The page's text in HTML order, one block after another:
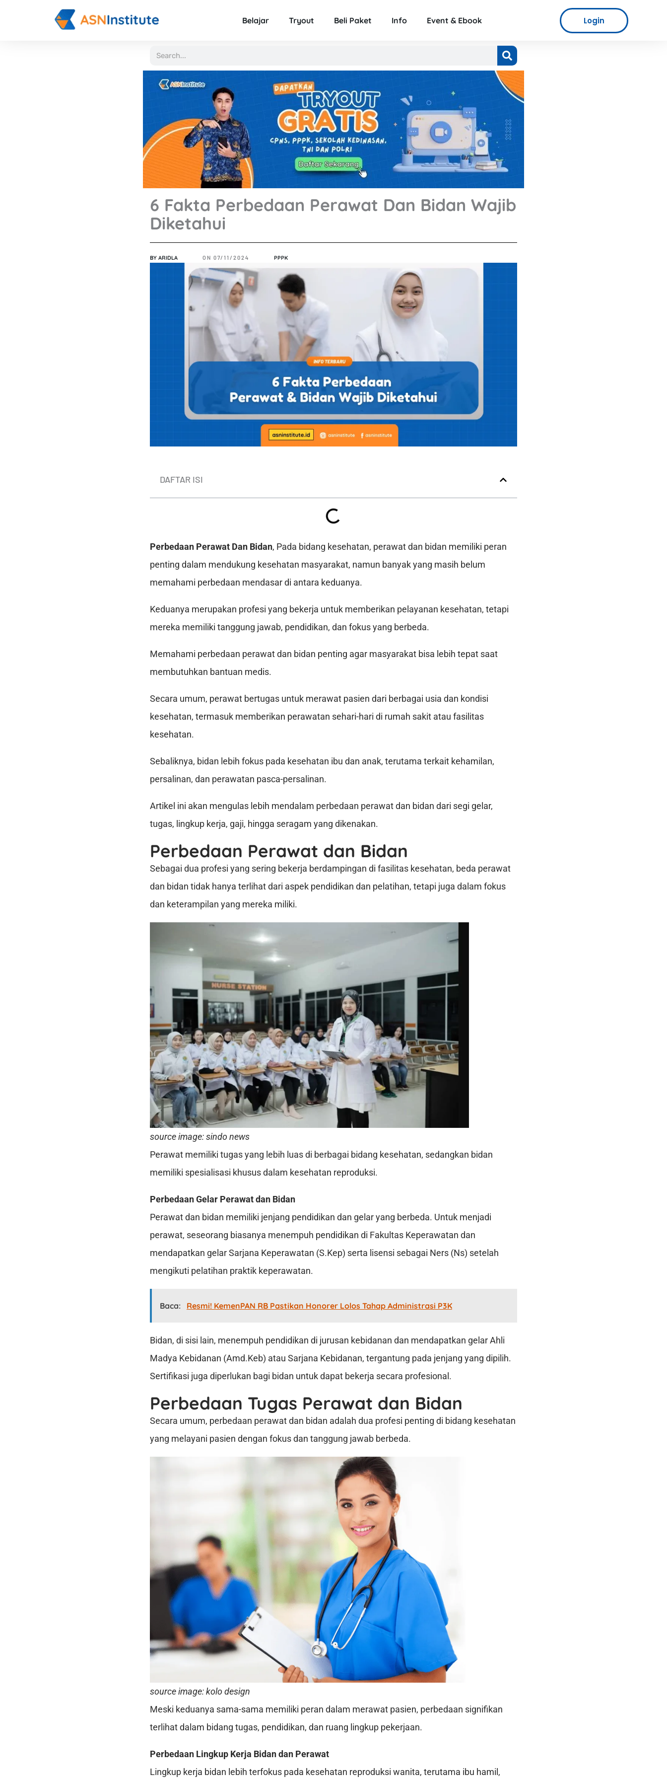
Belajar Tryout Beli Paket Info Event & Ebook Login
Search
6 Fakta Perbedaan Perawat Dan Bidan Wajib
Diketahui
BY ARIDLA ON 07/11/2024 PPPK
DAFTAR ISI
Perbedaan Perawat Dan Bidan, Pada bidang kesehatan, perawat dan bidan memiliki peran
penting dalam mendukung kesehatan masyarakat, namun banyak yang masih belum
memahami perbedaan mendasar di antara keduanya.
Keduanya merupakan profesi yang bekerja untuk memberikan pelayanan kesehatan, tetapi
mereka memiliki tanggung jawab, pendidikan, dan fokus yang berbeda.
Memahami perbedaan perawat dan bidan penting agar masyarakat bisa lebih tepat saat
membutuhkan bantuan medis.
Secara umum, perawat bertugas untuk merawat pasien dari berbagai usia dan kondisi
kesehatan, termasuk memberikan perawatan sehari-hari di rumah sakit atau fasilitas
kesehatan.
Sebaliknya, bidan lebih fokus pada kesehatan ibu dan anak, terutama terkait kehamilan,
persalinan, dan perawatan pasca-persalinan.
Artikel ini akan mengulas lebih mendalam perbedaan perawat dan bidan dari segi gelar,
tugas, lingkup kerja, gaji, hingga seragam yang dikenakan.
Perbedaan Perawat dan Bidan
Sebagai dua profesi yang sering bekerja berdampingan di fasilitas kesehatan, beda perawat
dan bidan tidak hanya terlihat dari aspek pendidikan dan pelatihan, tetapi juga dalam fokus
dan keterampilan yang mereka miliki.
source image: sindo news
Perawat memiliki tugas yang lebih luas di berbagai bidang kesehatan, sedangkan bidan
memiliki spesialisasi khusus dalam kesehatan reproduksi.
Perbedaan Gelar Perawat dan Bidan
Perawat dan bidan memiliki jenjang pendidikan dan gelar yang berbeda. Untuk menjadi
perawat, seseorang biasanya menempuh pendidikan di Fakultas Keperawatan dan
mendapatkan gelar Sarjana Keperawatan (S.Kep) serta lisensi sebagai Ners (Ns) setelah
mengikuti pelatihan praktik keperawatan.
Baca: Resmi! KemenPAN RB Pastikan Honorer Lolos Tahap Administrasi P3K
Bidan, di sisi lain, menempuh pendidikan di jurusan kebidanan dan mendapatkan gelar Ahli
Madya Kebidanan (Amd.Keb) atau Sarjana Kebidanan, tergantung pada jenjang yang dipilih.
Sertifikasi juga diperlukan bagi bidan untuk dapat bekerja secara profesional.
Perbedaan Tugas Perawat dan Bidan
Secara umum, perbedaan perawat dan bidan adalah dua profesi penting di bidang kesehatan
yang melayani pasien dengan fokus dan tanggung jawab berbeda.
source image: kolo design
Meski keduanya sama-sama memiliki peran dalam merawat pasien, perbedaan signifikan
terlihat dalam bidang tugas, pendidikan, dan ruang lingkup pekerjaan.
Perbedaan Lingkup Kerja Bidan dan Perawat
Lingkup kerja bidan lebih terfokus pada kesehatan reproduksi wanita, terutama ibu hamil,